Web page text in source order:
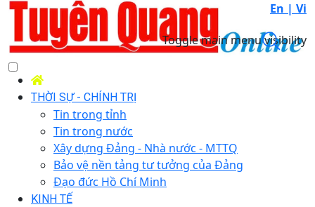
En | Vi
Toggle main menu visibility
THỜI SỰ - CHÍNH TRỊ
Tin trong tỉnh
Tin trong nước
Xây dựng Đảng - Nhà nước - MTTQ
Bảo vệ nền tảng tư tưởng của Đảng
Đạo đức Hồ Chí Minh
KINH TẾ